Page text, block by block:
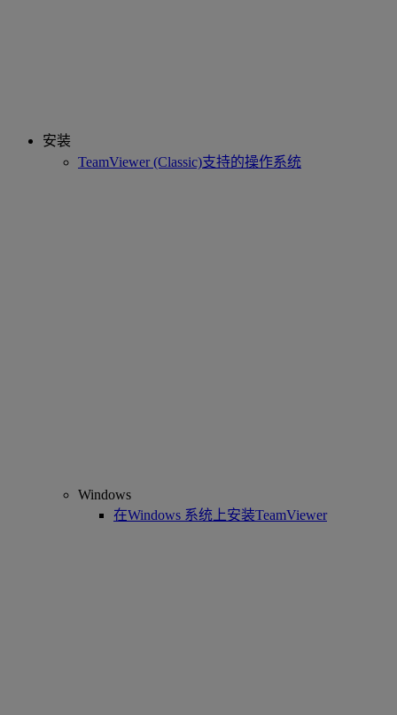
安装
TeamViewer (Classic)支持的操作系统
Windows
在Windows 系统上安装TeamViewer